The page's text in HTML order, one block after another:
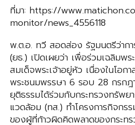
ที่มา: https://
monitor/news_4556118
พ.ต.อ. ทวี สอดส่อง รัฐมนตรีว่ากา
(ยธ.) เปิดเผยว่า เพื่อร่วมเฉลิมพร
สมเด็จพระเจ้าอยู่หัว เนื่องในโอก
พระชนมพรรษา 6 รอบ 28 กรกฎ
ยุติธรรมได้ร่วมกับกระทรวงทรัพย
แวดล้อม (ทส.) ทำโครงการกิจกร
ของผู้ที่ก้าวผิดคิดพลาดของกระท